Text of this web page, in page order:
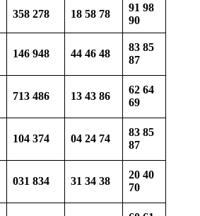
358 278 18 58 78
91 98
90
146 948 44 46 48
83 85
87
713 486 13 43 86
62 64
69
104 374 04 24 74
83 85
87
031 834 31 34 38
20 40
70